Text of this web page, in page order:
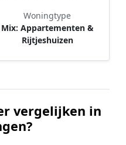
Woningtype
Mix: Appartementen &
Rijtjeshuizen
vergelijken in